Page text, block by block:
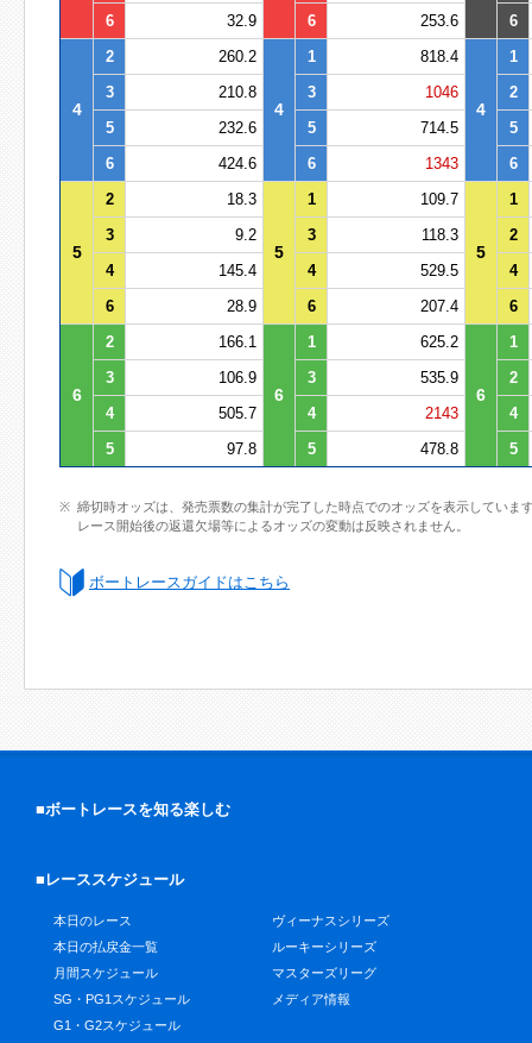
6
32.9 6 253.6 6
4
2 260.2
4
1 818.4
4
1
3
210.8 3 1046
2
5
232.6 5 714.5
5
6
424.6 6 1343 6
5
2 18.3
5
1 109.7
5
1
3
9.2 3 118.3
2
4
145.4 4 529.5
4
6
28.9 6 207.4 6
6
2 166.1
6
1 625.2
6
1
3
106.9 3 535.9
2
4
505.7 4 2143
4
5
97.8 5 478.8 5
締切時オッズは、発売票数の集計が完了した時点でのオッズを表示していま
レース開始後の返還欠場等によるオッズの変動は反映されません。
ボートレースガイドはこちら
■ボートレースを知る楽しむ
■レーススケジュール
本日のレース
本日の払戻金一覧
月間スケジュール
SG・PG1スケジュール
G1・G2スケジュール
ヴィーナスシリーズ
ルーキーシリーズ
マスターズリーグ
メディア情報